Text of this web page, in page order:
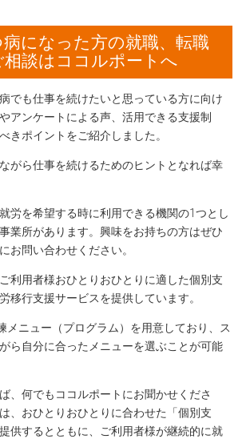
になった方の就職、転職
相談はココルポートへ
でも仕事を続けたいと思っている方に向け
アンケートによる声、活用できる支援制
きポイントをご紹介しました。
がら仕事を続けるためのヒントとなれば幸
労を希望する時に利用できる機関の1つとし
業所があります。興味をお持ちの方はぜひ
お問い合わせください。
利用者様おひとりおひとりに適した個別支
移行支援サービスを提供しています。
メニュー（プログラム）を用意しており、ス
ら自分に合ったメニューを選ぶことが可能
、何でもココルポートにお聞かせくださ
、おひとりおひとりに合わせた「個別支
供するとともに、ご利用者様が継続的に就